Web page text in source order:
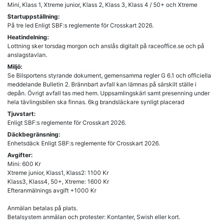
Mini, Klass 1, Xtreme junior, Klass 2, Klass 3, Klass 4 / 50+ och Xtreme
Startuppställning:
På tre led Enligt SBF:s reglemente för Crosskart 2026.
Heatindelning:
Lottning sker torsdag morgon och anslås digitalt på raceoffice.se och på
anslagstavlan.
Miljö:
Se Bilsportens styrande dokument, gemensamma regler G 6.1 och officiella
meddelande Bulletin 2. Brännbart avfall kan lämnas på särskilt ställe i
depån. Övrigt avfall tas med hem. Uppsamlingskärl samt presenning under
hela tävlingsbilen ska finnas. 6kg brandsläckare synligt placerad
Tjuvstart:
Enligt SBF:s reglemente för Crosskart 2026.
Däckbegränsning:
Enhetsdäck Enligt SBF:s reglemente för Crosskart 2026.
Avgifter:
Mini: 600 Kr
Xtreme junior, Klass1, Klass2: 1100 Kr
Klass3, Klass4, 50+, Xtreme: 1600 Kr
Efteranmälnings avgift +1000 Kr
Anmälan betalas på plats.
Betalsystem anmälan och protester: Kontanter, Swish eller kort.